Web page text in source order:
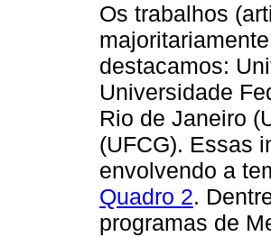
Os trabalhos
destacamos:
Universidade
Rio de Janeiro
(UFCG). Essas
envolvendo a
Quadro 2.
programas de